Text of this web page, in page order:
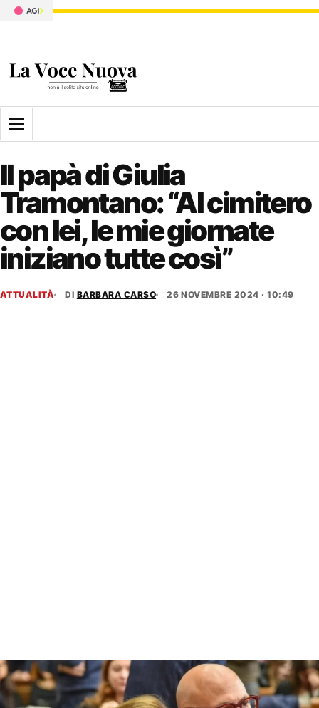
Apri il menu
Il papà di Giulia
Tramontano: “Al cimitero
con lei, le mie giornate
iniziano tutte così”
ATTUALITÀ DI BARBARA CARSO 26 NOVEMBRE 2024 · 10:49